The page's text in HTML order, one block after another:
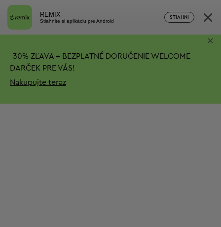
REMIX
Stiahnite si aplikáciu pre Android
STIAHNI ×
-30% ZĽAVA + BEZPLATNÉ DORUČENIE WELCOME
DARČEK PRE VÁS!
Nakupujte teraz
×